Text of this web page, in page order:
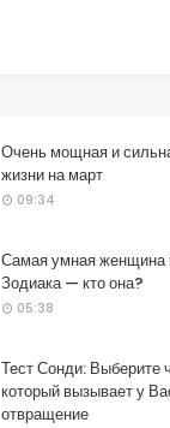
Очень мощная и
жизни на март
09:34
Самая умная женщина
Зодиака — кто она?
05:38
Тест Сонди: Выберите
который вызывает у
отвращение